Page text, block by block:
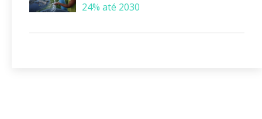
24% até 2030